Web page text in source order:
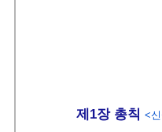
제1장 총칙 <